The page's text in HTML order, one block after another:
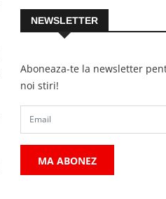
NEWSLETTER
Aboneaza-te la newsletter
noi stiri!
MA ABONEZ